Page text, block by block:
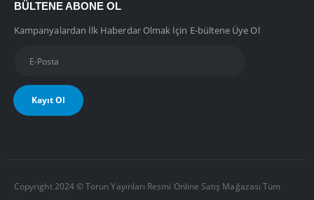
BÜLTENE ABONE OL
Kampanyalardan İlk Haberdar Olmak İçin E-bültene Üye Ol
Copyright 2024 © Torun Yayınları Resmi Online Satış Mağazası Tüm